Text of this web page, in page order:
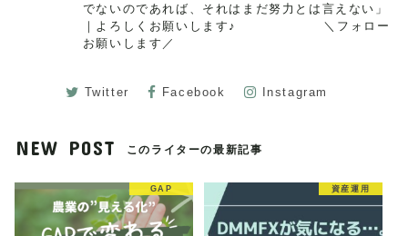
でないのであれば、それはまだ努力とは言えない」
｜よろしくお願いします♪ ＼フォロー
お願いします／
Twitter Facebook Instagram
NEW POST このライターの最新記事
GAP 資産運用